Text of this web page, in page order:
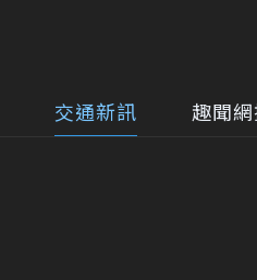
交通新訊 趣聞